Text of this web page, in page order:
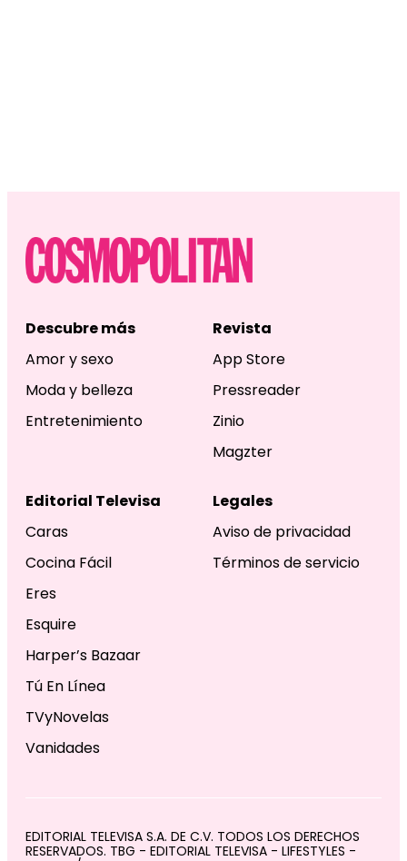
Descubre más
Amor y sexo
Moda y belleza
Entretenimiento
Revista
App Store
Pressreader
Zinio
Magzter
Editorial Televisa
Caras
Cocina Fácil
Eres
Esquire
Harper’s Bazaar
Tú En Línea
TVyNovelas
Vanidades
Legales
Aviso de privacidad
Términos de servicio
EDITORIAL TELEVISA S.A. DE C.V. TODOS LOS DERECHOS
RESERVADOS. TBG - EDITORIAL TELEVISA - LIFESTYLES -